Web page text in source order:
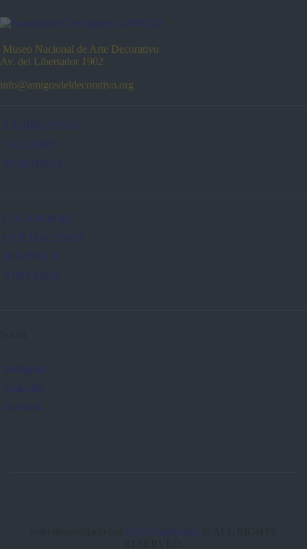
Museo Nacional de Arte Decorativo
Av. del Libertador 1902
info@amigosdeldecorativo.org
EXHIBICIONES
TALLERES
NOSOTROS
COLABORAR
QUÉ HACEMOS
BOUTIQUE
VISITANOS
Instagram
LinkedIn
facebook
@JUAmarketing